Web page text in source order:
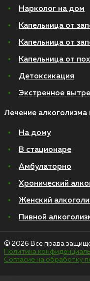
Нарколог на дом
Капельница от
Капельница от
Капельница от
Детоксикация
Экстренное
Лечение алкоголизма
На дому
В стационаре
Амбулаторно
Хронический
Женский
Пивной
© 2026 Все права
Политика
Согласие на обработку